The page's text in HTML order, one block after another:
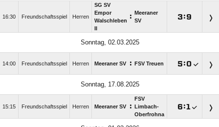
16:30 Freundschaftsspiel Herren
SG SV
Empor
Walschleben :
Meeraner
SV
:
Sonntag, 02.03.2025
14:00 Freundschaftsspiel Herren Meeraner SV : FSV Treuen :
Sonntag, 17.08.2025
15:15 Freundschaftsspiel Herren Meeraner SV :
FSV
Limbach-
Oberfrohna
: